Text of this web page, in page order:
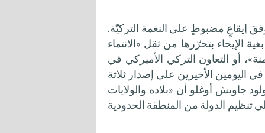
إيقاعٍ مضبوطٍ على النغمة التركيّة.
الإيحاء بتحرّرها من ثقل «الانتماء
أو التعاون التركي الأميركي في
الأخيرين على إصدار ثلاثة
جاويش أوغلو أن «بلاده والولايات
تنظيم الدولة من المنطقة الحدودية